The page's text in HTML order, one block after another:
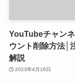
YouTubeチャン
ウント削除方法│
解説
2023年4月16日